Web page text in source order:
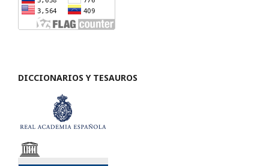
DICCIONARIOS Y TESAUROS